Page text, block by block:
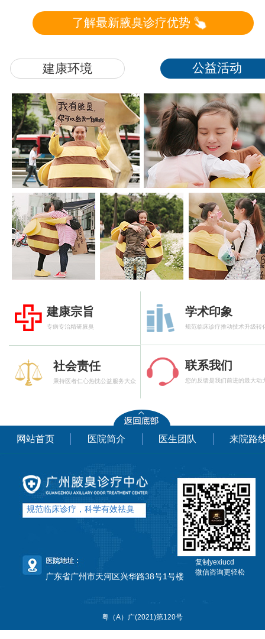
树也枯，可见
不治，那么应
了解最新腋臭诊疗优势
建康环境 公益活动
建康宗旨
专病专治精研腋臭
学术印象
规范临床诊疗推动技术升级转
社会责任
秉持医者仁心热忱公益服务大众
联系我们
您的反馈是我们前进的最大动
网站首页 医院简介 医生团队 来院路
规范临床诊疗，科学有效祛臭
广东省广州市天河区兴华路38号1号楼
复制yexiucd
微信咨询更轻松
粤（A）广(2021)第120号